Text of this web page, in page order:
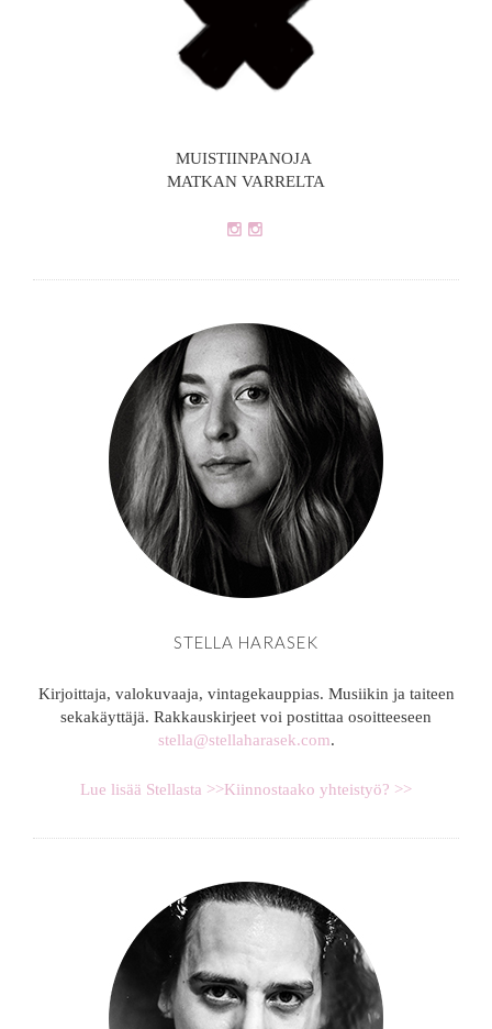
MUISTIINPANOJA
MATKAN VARRELTA
STELLA HARASEK
Kirjoittaja, valokuvaaja, vintagekauppias. Musiikin ja taiteen
sekakäyttäjä. Rakkauskirjeet voi postittaa osoitteeseen
stella@stellaharasek.com.
Lue lisää Stellasta >>Kiinnostaako yhteistyö? >>